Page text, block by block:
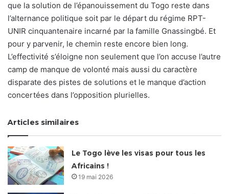
que la solution de l’épanouissement du Togo reste dans
l’alternance politique soit par le départ du régime RPT-
UNIR cinquantenaire incarné par la famille Gnassingbé. Et
pour y parvenir, le chemin reste encore bien long.
L’effectivité s’éloigne non seulement que l’on accuse l’autre
camp de manque de volonté mais aussi du caractère
disparate des pistes de solutions et le manque d’action
concertées dans l’opposition plurielles.
Articles similaires
Le Togo lève les visas pour tous les
Africains !
19 mai 2026